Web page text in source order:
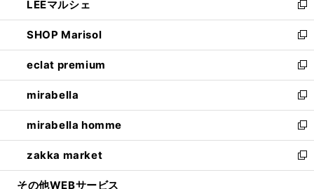
く
で
開
く
ド
ウ
で
開
く
ィ
ン
ド
ウ
で
開
く
い
ウ
ィ
ン
ド
ウ
で
開
く
LEEマルシェ
新
し
い
ウ
ィ
ン
ド
ウ
で
開
く
SHOP Marisol
新
し
い
ウ
ィ
ン
ド
ウ
で
開
eclat premium
新
し
い
ウ
ィ
ン
ド
ウ
mirabella
新
し
い
ウ
ィ
ン
mirabella homme
新
し
い
ウ
zakka market
新
し
その他WEBサービス